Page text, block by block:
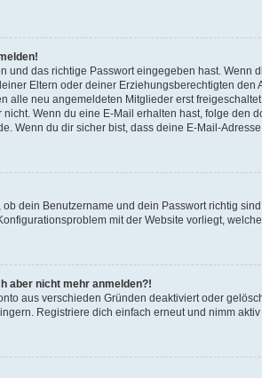
und das richtige Passwort eingegeben hast. Wenn
Eltern oder deiner Erziehungsberechtigten
alle neu angemeldeten Mitglieder erst
Wenn du eine E-Mail erhalten hast, folge
Wenn du dir sicher bist, dass deine E-Mail-
dein Benutzername und dein Passwort richtig
mit der Website vorliegt,
aber nicht mehr anmelden?!
aus verschieden Gründen deaktiviert oder
Registriere dich einfach erneut und nimm